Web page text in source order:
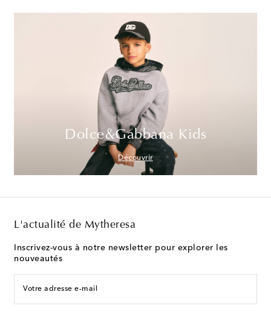
Dolce&Gabbana Kids
Découvrir
L'actualité de Mytheresa
Inscrivez-vous à notre newsletter pour explorer les
nouveautés
Votre adresse e-mail